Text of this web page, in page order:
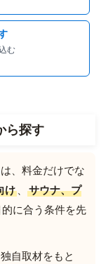
む
ら探す
、料金だけでな
け 、
サウナ、プ
に合う条件を先
自取材をもと